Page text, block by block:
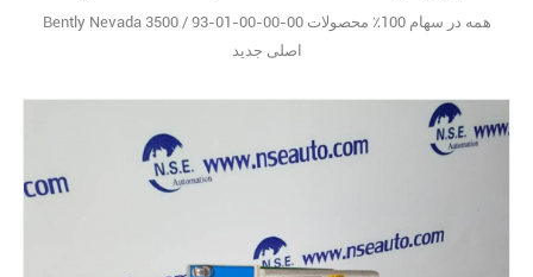
Bently Nevada 3500 / 93-01-00-00-00 همه در سهام 100٪ محصولات
اصلی جدید